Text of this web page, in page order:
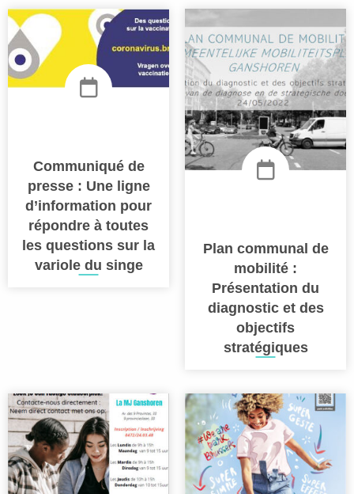
Communiqué de
presse : Une ligne
d’information pour
répondre à toutes
les questions sur la
variole du singe
Plan communal de
mobilité :
Présentation du
diagnostic et des
objectifs
stratégiques